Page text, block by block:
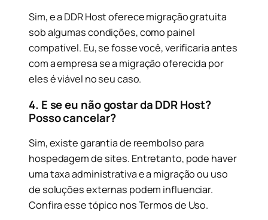
Sim, e a DDR Host oferece migração gratuita
sob algumas condições, como painel
compatível. Eu, se fosse você, verificaria antes
com a empresa se a migração oferecida por
eles é viável no seu caso.
4. E se eu não gostar da DDR Host?
Posso cancelar?
Sim, existe garantia de reembolso para
hospedagem de sites. Entretanto, pode haver
uma taxa administrativa e a migração ou uso
de soluções externas podem influenciar.
Confira esse tópico nos Termos de Uso.